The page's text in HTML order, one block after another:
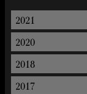
2021
2020
2018
2017